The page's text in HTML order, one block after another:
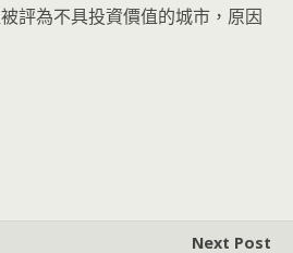
評為不具投資價值的城市，原因
Next Post